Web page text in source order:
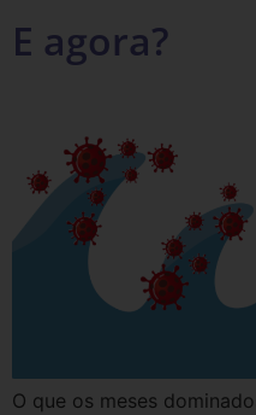
E agora?
O que os meses